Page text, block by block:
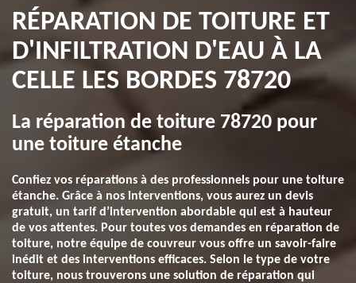
RÉPARATION DE TOITURE ET
D'INFILTRATION D'EAU À LA
CELLE LES BORDES 78720
La réparation de toiture 78720 pour
une toiture étanche
Confiez vos réparations à des professionnels pour une toiture
étanche. Grâce à nos interventions, vous aurez un devis
gratuit, un tarif d’intervention abordable qui est à hauteur
de vos attentes. Pour toutes vos demandes en réparation de
toiture, notre équipe de couvreur vous offre un savoir-faire
inédit et des interventions efficaces. Selon le type de votre
toiture, nous trouverons une solution de réparation qui